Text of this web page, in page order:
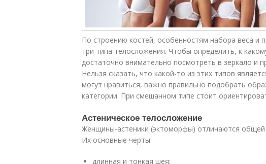
По строению костей, особенностям набора веса
три типа телосложения. Чтобы определить, к
достаточно внимательно посмотреть в зеркало и
Нельзя сказать, что какой-то из этих типов
могут нравиться, важно правильно подобрать
категории. При смешанном типе стоит
Астеническое телосложение
Женщины-астеники (эктоморфы) отличаются
Их основные черты:
длинная и тонкая шея;